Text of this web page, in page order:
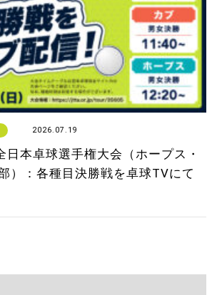
2026.07.19
本卓球選手権大会（ホープス・
）：各種目決勝戦を卓球TVにて